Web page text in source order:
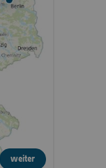
weiter